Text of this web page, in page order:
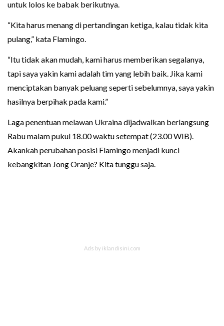
untuk lolos ke babak berikutnya.
“Kita harus menang di pertandingan ketiga, kalau tidak kita
pulang,” kata Flamingo.
“Itu tidak akan mudah, kami harus memberikan segalanya,
tapi saya yakin kami adalah tim yang lebih baik. Jika kami
menciptakan banyak peluang seperti sebelumnya, saya yakin
hasilnya berpihak pada kami.”
Laga penentuan melawan Ukraina dijadwalkan berlangsung
Rabu malam pukul 18.00 waktu setempat (23.00 WIB).
Akankah perubahan posisi Flamingo menjadi kunci
kebangkitan Jong Oranje? Kita tunggu saja.